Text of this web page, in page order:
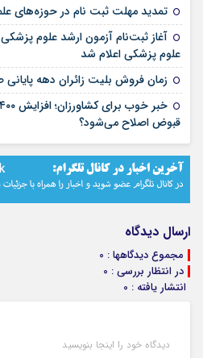
تمدید مهلت ثبت نام در حوزه‌های
آغاز ثبت‌نام آزمون ارشد علوم
علوم پزشکی اعلام شد
زمان فروش بلیت زائران دهه
قبوض اصلاح می‌شود؟
ارسال دیدگاه
مجموع دیدگاهها : 0
در انتظار بررسی : 0
انتشار یافته : 0
دیدگاه خود را اینجا بنویسید